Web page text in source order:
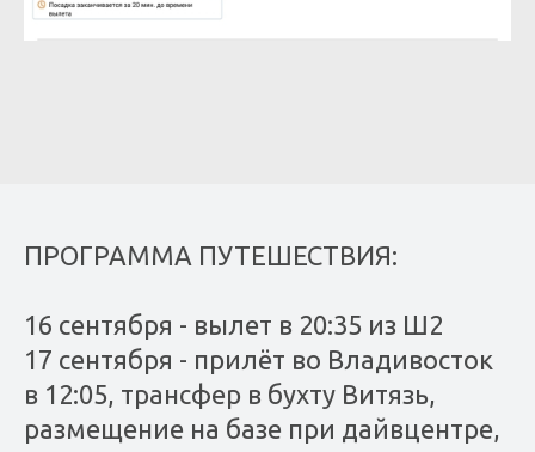
ПРОГРАММА ПУТЕШЕСТВИЯ:
16 сентября - вылет в 20:35 из Ш2
17 сентября - прилёт во Владивосток
в 12:05, трансфер в бухту Витязь,
размещение на базе при дайвцентре,